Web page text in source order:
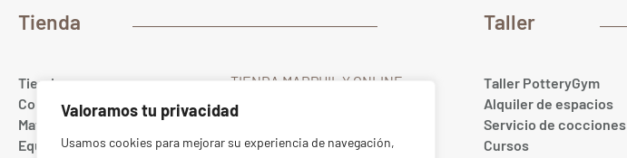
Valoramos tu privacidad
Usamos cookies para mejorar su experiencia de navegación,
Tienda
Tienda
Colores
Materias primas
Equipamiento cerámico
TIENDA MARPHIL Y ONLINE
28022 MADRID Spain
T. (+34) 91 367 67 40
Whatsapp689 10 20 88
Taller
Taller PotteryGym
Alquiler de espacios
Servicio de cocciones
Cursos